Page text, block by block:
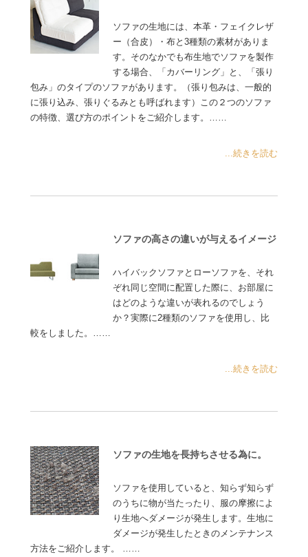
ソファの生地には、本革・フェイクレザ
ー（合皮）・布と3種類の素材がありま
す。そのなかでも布生地でソファを製作
する場合、「カバーリング」と、「張り
包み」のタイプのソファがあります。（張り包みは、一般的
に張り込み、張りぐるみとも呼ばれます）この２つのソファ
の特徴、選び方のポイントをご紹介します。……
...続きを読む
ソファの高さの違いが与えるイメージ
ハイバックソファとローソファを、それ
ぞれ同じ空間に配置した際に、お部屋に
はどのような違いが表れるのでしょう
か？実際に2種類のソファを使用し、比
較をしました。……
...続きを読む
ソファの生地を長持ちさせる為に。
ソファを使用していると、知らず知らず
のうちに物が当たったり、服の摩擦によ
り生地へダメージが発生します。生地に
ダメージが発生したときのメンテナンス
方法をご紹介します。 ……